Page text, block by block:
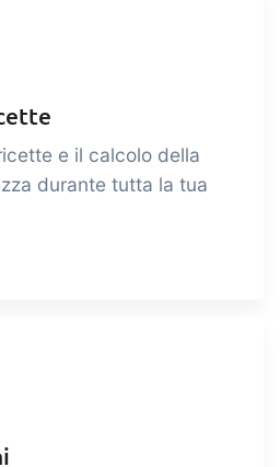
lots of options for
customized flows with
external systems and
e il calcolo della
durante tutta la tua